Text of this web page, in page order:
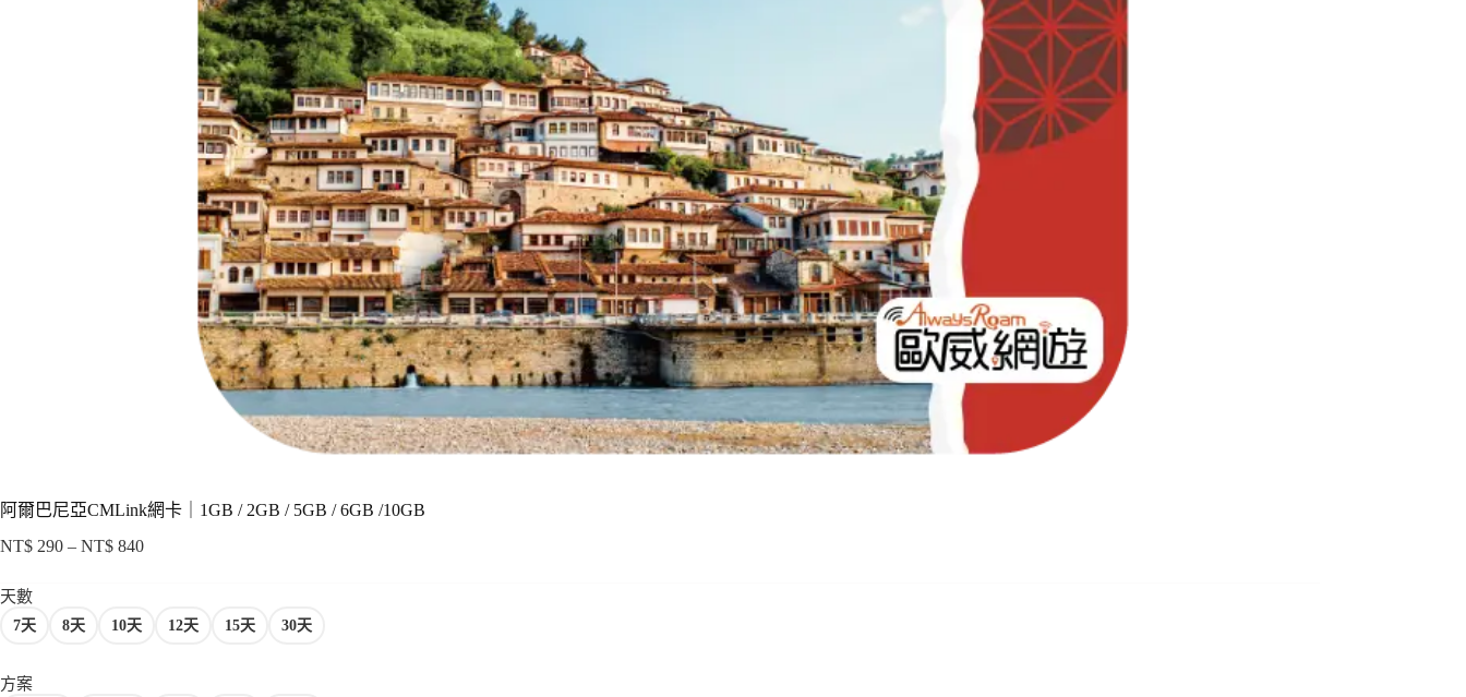
阿爾巴尼亞CMLink網卡｜1GB / 2GB / 5GB / 6GB /10GB
NT$ 290 – NT$ 840價
圍：
天數
7天 8天 10天 12天 15天 30天
方案